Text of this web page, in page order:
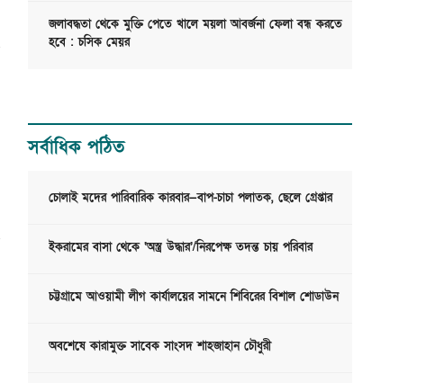
জলাবদ্ধতা থেকে মুক্তি পেতে খালে ময়লা আবর্জনা ফেলা বন্ধ করতে
হবে : চসিক মেয়র
সর্বাধিক পঠিত
চোলাই মদের পারিবারিক কারবার—বাপ-চাচা পলাতক, ছেলে গ্রেপ্তার
ইকরামের বাসা থেকে ‘অস্ত্র উদ্ধার’/নিরপেক্ষ তদন্ত চায় পরিবার
চট্টগ্রামে আওয়ামী লীগ কার্যালয়ের সামনে শিবিরের বিশাল শোডাউন
অবশেষে কারামুক্ত সাবেক সাংসদ শাহজাহান চৌধুরী